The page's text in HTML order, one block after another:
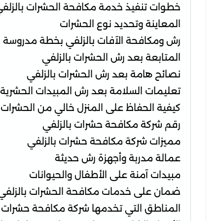
خطوات تنفيذ خدمة مكافحة الحشرات
المعاينة وتحديد نوع الحشرات
رش ومكافحة الآفات بالزلفي بخطة مدروسة
المتابعة بعد رش الحشرات بالزلفي
نصائح هامة بعد رش الحشرات بالزلفي
تعليمات السلامة بعد رش المبيدات الحشرية
كيفية الحفاظ على المنزل خالي من الحشرات
رقم شركة مكافحة حشرات بالزلفي
مميزات شركة مكافحة حشرات بالزلفي
عمالة مدربة وأجهزة رش حديثة
مبيدات آمنة على الأطفال والحيوانات
ضمان على خدمات مكافحة الحشرات
المناطق التي تخدمها شركة مكافحة حشرات